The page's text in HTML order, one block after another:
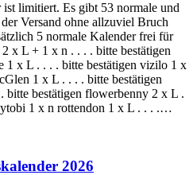
limitiert. Es gibt 53 normale und
Versand ohne allzuviel Bruch
5 normale Kalender frei für
x L + 1 x n . . . . bitte bestätigen
1 x L . . . . bitte bestätigen vizilo 1 x
1 x L . . . . bitte bestätigen
bestätigen flowerbenny 2 x L .
1 x n rottendon 1 x L . . . .…
2026